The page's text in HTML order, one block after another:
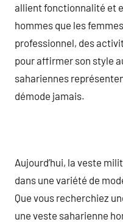
allient fonctionnalité et
hommes que les
professionnel, des
pour affirmer son style
sahariennes
démode jamais.
Aujourd’hui, la veste
dans une variété de
Que vous recherchiez
une veste saharienne